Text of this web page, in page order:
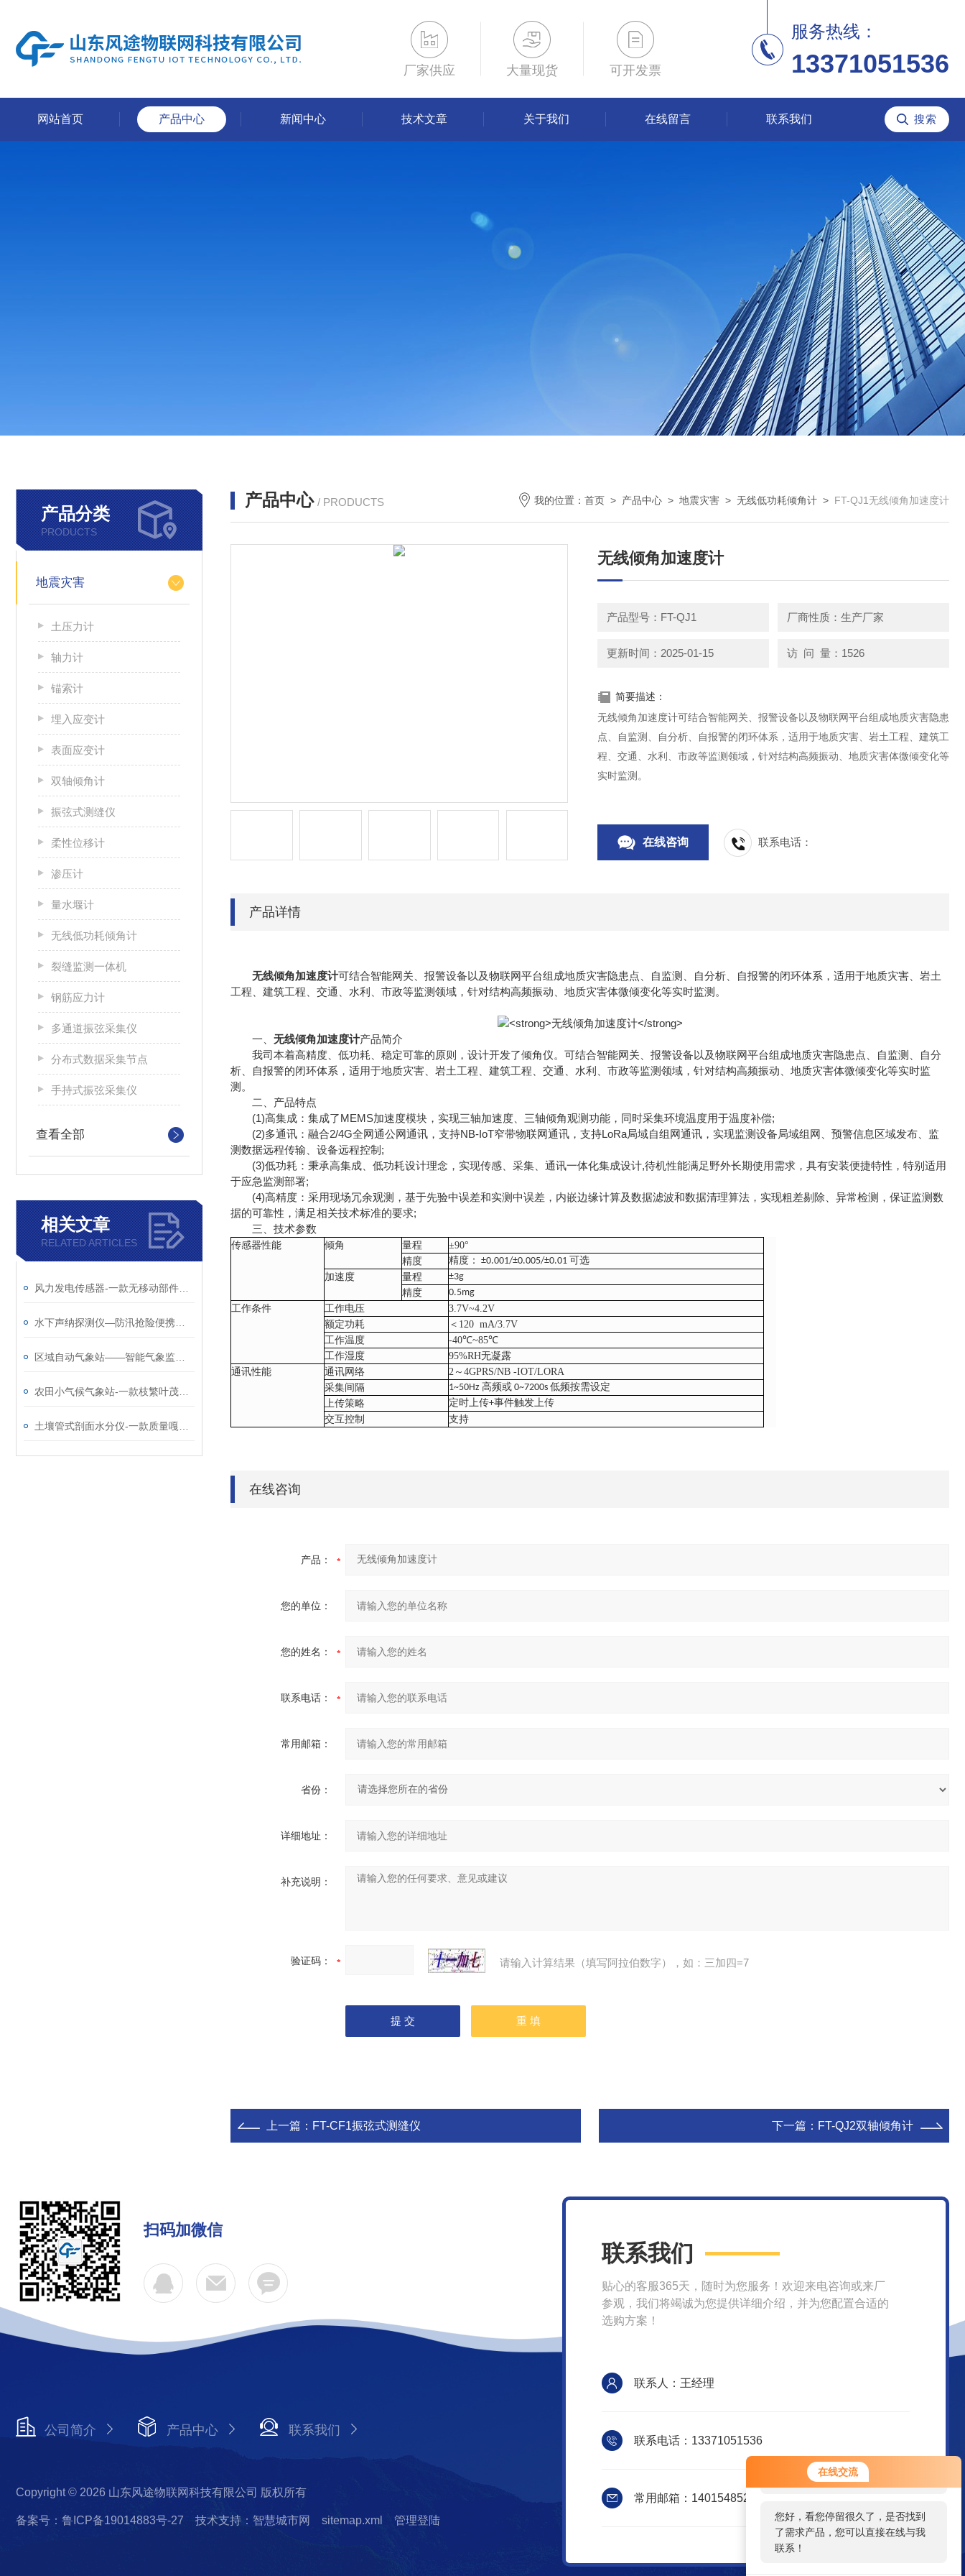
在线交流
您好！欢迎前来咨询，很高兴为您
服务，请问您要咨询什么问题呢？
您好，看您停留很久了，是否找到
了需求产品，您可以直接在线与我
联系！
厂家供应 大量现货 可开发票
服务热线：
13371051536
网站首页 产品中心 新闻中心 技术文章 关于我们 在线留言 联系我们
产品分类
PRODUCTS
地震灾害
土压力计
轴力计
锚索计
埋入应变计
表面应变计
双轴倾角计
振弦式测缝仪
柔性位移计
渗压计
量水堰计
无线低功耗倾角计
裂缝监测一体机
钢筋应力计
多通道振弦采集仪
分布式数据采集节点
⼿持式振弦采集仪
查看全部
相关文章
RELATED ARTICLES
产品中心 / PRODUCTS 我的位置： 首页 > 产品中心 > 地震灾害 > 无线低功耗倾角计 > FT-QJ1无线倾角加速度计
无线倾角加速度计
产品型号：FT-QJ1 厂商性质：生产厂家
更新时间：2025-01-15 访 问 量：1526
简要描述：
无线倾角加速度计可结合智能网关、报警设备以及物联网平台组成地质灾害隐患
点、自监测、自分析、自报警的闭环体系，适用于地质灾害、岩土工程、建筑工
程、交通、水利、市政等监测领域，针对结构高频振动、地质灾害体微倾变化等
实时监测。
在线咨询 联系电话：
产品详情
无线倾角加速度计可结合智能网关、报警设备以及物联网平台组成地质灾害隐患点、自监测、自分析、自报警的闭环体系，适用于地质灾害、岩土
工程、建筑工程、交通、水利、市政等监测领域，针对结构高频振动、地质灾害体微倾变化等实时监测。
一、 无线倾角加速度计产品简介
我司本着高精度、低功耗、稳定可靠的原则，设计开发了倾角仪。可结合智能网关、报警设备以及物联网平台组成地质灾害隐患点、自监测、自分
析、自报警的闭环体系，适用于地质灾害、岩土工程、建筑工程、交通、水利、市政等监测领域，针对结构高频振动、地质灾害体微倾变化等实时监
测。
二、产品特点
(1)高集成：集成了MEMS加速度模块，实现三轴加速度、三轴倾角观测功能，同时采集环境温度用于温度补偿;
(2)多通讯：融合2/4G全网通公网通讯，支持NB-IoT窄带物联网通讯，支持LoRa局域自组网通讯，实现监测设备局域组网、预警信息区域发布、监
测数据远程传输、设备远程控制;
(3)低功耗：秉承高集成、低功耗设计理念，实现传感、采集、通讯一体化集成设计,待机性能满足野外长期使用需求，具有安装便捷特性，特别适用
于应急监测部署;
(4)高精度：采用现场冗余观测，基于先验中误差和实测中误差，内嵌边缘计算及数据滤波和数据清理算法，实现粗差剔除、异常检测，保证监测数
据的可靠性，满足相关技术标准的要求;
三、技术参数
传感器性能 倾角 量程 ±90°
精度
精度： ±0.001/±0.005/±0.01 可选
加速度
量程
±3g
精度
0.5mg
工作条件
工作电压
3.7V~4.2V
额定功耗
＜ 120 mA/3.7V
工作温度
-40℃~85℃
工作湿度
95%RH无凝露
通讯性能
通讯网络 2 ～ 4GPRS/NB -IOT/LORA
采集间隔
1~50Hz 高频或 0~7200s 低频按需设定
上传策略
定时上传+事件触发上传
交互控制
支持
在线咨询
产品：
您的单位：
您的姓名：
联系电话：
常用邮箱：
省份：
详细地址：
补充说明：
验证码： 请输入计算结果（填写阿拉伯数字），如：三加四=7
上一篇： FT-CF1振弦式测缝仪 下一篇： FT-QJ2双轴倾角计
扫码加微信
公司简介 产品中心 联系我们
Copyright © 2026 山东风途物联网科技有限公司 版权所有
备案号：鲁ICP备19014883号-27 技术支持：智慧城市网 sitemap.xml 管理登陆
联系我们
贴心的客服365天，随时为您服务！欢迎来电咨询或来厂
参观，我们将竭诚为您提供详细介绍，并为您配置合适的
选购方案！
联系人：王经理
联系电话：13371051536
常用邮箱：1401548526@qq.com